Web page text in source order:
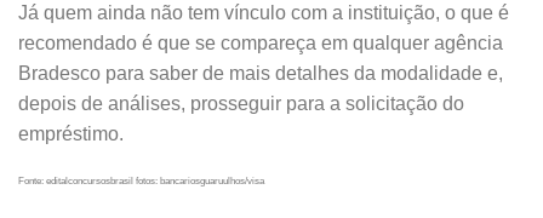
Já quem ainda não tem vínculo com a instituição, o que é
recomendado é que se compareça em qualquer agência
Bradesco para saber de mais detalhes da modalidade e,
depois de análises, prosseguir para a solicitação do
empréstimo.
Fonte: editalconcursosbrasil fotos: bancariosguaruulhos/visa